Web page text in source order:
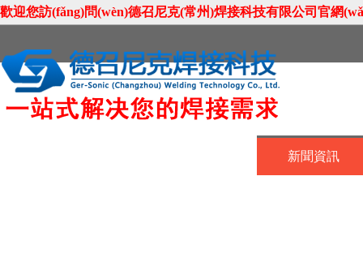
歡迎您訪(fǎng)問(wèn)德召尼克(常州)焊接科技有限公司官網
新聞資訊